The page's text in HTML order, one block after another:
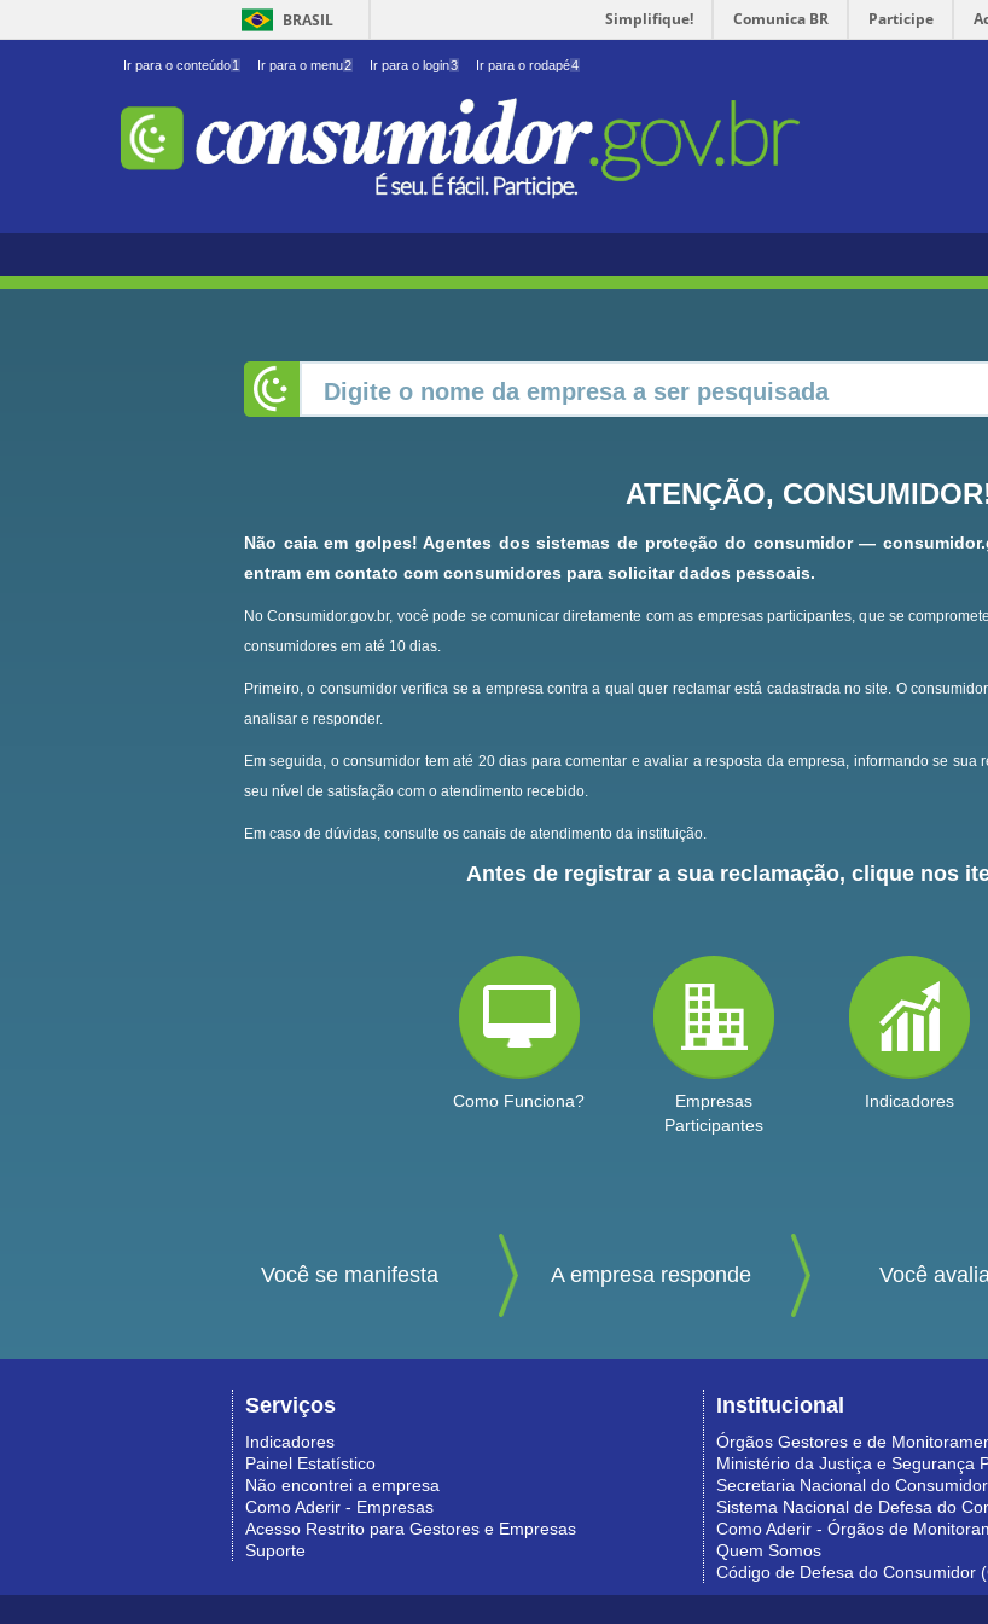
BRASIL Simplifique! Comunica BR Participe
Ir para o conteúdo1 Ir para o menu2 Ir para o login3 Ir para o rodapé4
ATENÇÃO,
Não caia em golpes! Agentes dos sistemas de proteção do consumidor —
entram em contato com consumidores para solicitar dados pessoais.
No Consumidor.gov.br, você pode se comunicar diretamente com as empresas participantes, que se
consumidores em até 10 dias.
Primeiro, o consumidor verifica se a empresa contra a qual quer reclamar está cadastrada no site. O
analisar e responder.
Em seguida, o consumidor tem até 20 dias para comentar e avaliar a resposta da empresa, informando se
seu nível de satisfação com o atendimento recebido.
Em caso de dúvidas, consulte os canais de atendimento da instituição.
Antes de registrar a sua reclamação, clique nos
Como Funciona?
Empresas
Participantes
Indicadores
Você se manifesta A empresa responde Você
Serviços
Indicadores
Painel Estatístico
Não encontrei a empresa
Como Aderir - Empresas
Acesso Restrito para Gestores e Empresas
Suporte
Institucional
Órgãos Gestores e de
Ministério da Justiça e Segurança
Secretaria Nacional do Consumidor
Sistema Nacional de Defesa do
Como Aderir - Órgãos de
Quem Somos
Código de Defesa do Consumidor